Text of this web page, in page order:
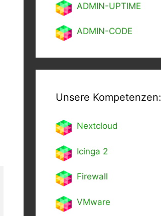
ADMIN-UPTIME
ADMIN-CODE
Unsere Kompetenzen:
Nextcloud
Icinga 2
Firewall
VMware